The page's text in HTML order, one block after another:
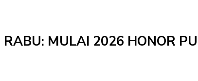
RABU: MULAI 2026 HONOR